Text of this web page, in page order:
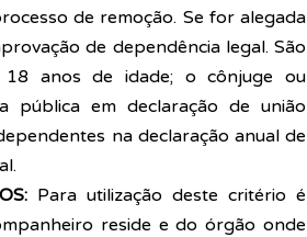
de remoção. Se for alegada
de dependência legal. São
18 anos de idade; o cônjuge ou
pública em declaração de união
na declaração anual de
Para utilização deste critério é
reside e do órgão onde